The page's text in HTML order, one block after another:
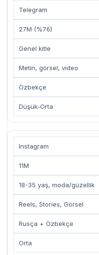
Telegram
27M (%76)
Genel kitle
Metin, görsel, video
Özbekçe
Düşük-Orta
Instagram
11M
18-35 yaş, moda/güzellik
Reels, Stories, Görsel
Rusça + Özbekçe
Orta